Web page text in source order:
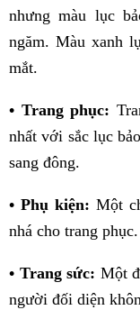
nhưng màu lục
ngăm. Màu xanh
mắt.
• Trang phục:
nhất với sắc lục
sang đông.
• Phụ kiện: Một
nhá cho trang phục.
• Trang sức: Một
người đối diện